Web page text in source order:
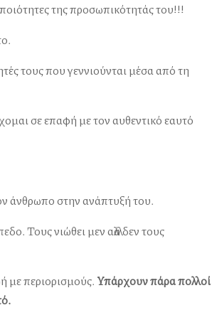
της προσωπικότητάς του!!!
τους που γεννιούνται μέσα από τη
σε επαφή με τον αυθεντικό εαυτό
άνθρωπο στην ανάπτυξή του.
Τους νιώθει μεν αλλά δεν τους
με περιορισμούς.Υπάρχουν πάρα πολλοί